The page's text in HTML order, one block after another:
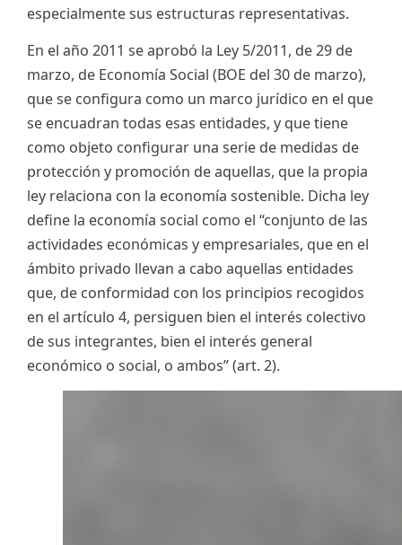
especialmente sus estructuras representativas.
En el año 2011 se aprobó la Ley 5/2011, de 29 de
marzo, de Economía Social (BOE del 30 de marzo),
que se configura como un marco jurídico en el que
se encuadran todas esas entidades, y que tiene
como objeto configurar una serie de medidas de
protección y promoción de aquellas, que la propia
ley relaciona con la economía sostenible. Dicha ley
define la economía social como el “conjunto de las
actividades económicas y empresariales, que en el
ámbito privado llevan a cabo aquellas entidades
que, de conformidad con los principios recogidos
en el artículo 4, persiguen bien el interés colectivo
de sus integrantes, bien el interés general
económico o social, o ambos” (art. 2).